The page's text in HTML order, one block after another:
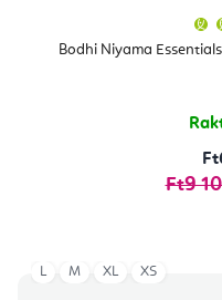
Bodhi Niyama
Ft9
L M XL XS